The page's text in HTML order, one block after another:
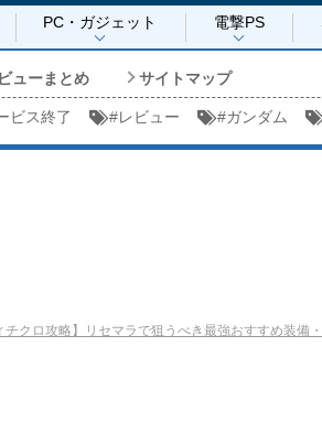
PC・ガジェット 電撃PS
ューまとめ サイトマップ
ビス終了 #レビュー #ガンダム
チクロ攻略】リセマラで狙うべき最強おすすめ装